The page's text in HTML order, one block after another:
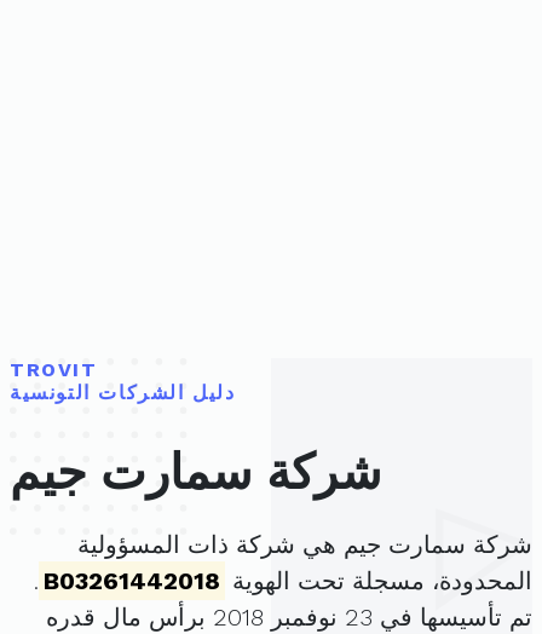
TROVIT
دليل الشركات التونسية
شركة سمارت جيم
شركة سمارت جيم هي شركة ذات المسؤولية
المحدودة، مسجلة تحت الهوية B03261442018
.
تم تأسيسها في 23 نوفمبر 2018 برأس مال قدره